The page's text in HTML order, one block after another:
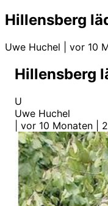
Hillensberg
Uwe Huchel vor 10
Hillensberg
U
Uwe Huchel
vor 10 Monaten